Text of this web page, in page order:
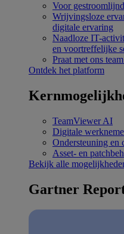
Voor
Wrijvingsloze
digitale ervaring
Naadloze IT-
en voortreffelijke
Praat met ons team
Ontdek het platform
TeamViewer AI
Digitale
Ondersteuning en
Asset- en
Bekijk alle
Gartner